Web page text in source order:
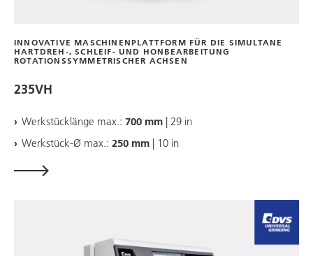
INNOVATIVE MASCHINENPLATTFORM FÜR DIE SIMULTANE
HARTDREH-, SCHLEIF- UND HONBEARBEITUNG
ROTATIONSSYMMETRISCHER ACHSEN
235VH
Werkstücklänge max.: 700 mm | 29 in
Werkstück-Ø max.: 250 mm | 10 in